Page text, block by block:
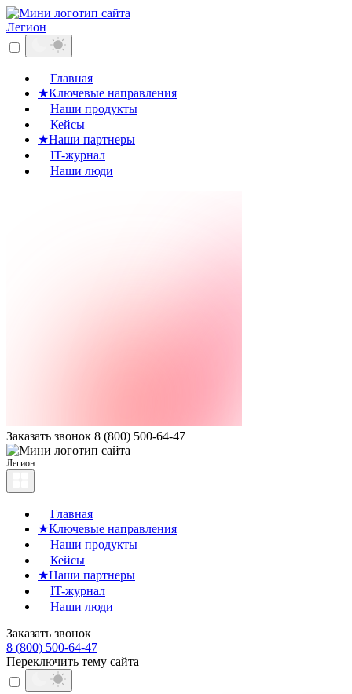
Легион
Главная
★Ключевые направления
Наши продукты
Кейсы
★Наши партнеры
IT-журнал
Наши люди
Заказать звонок 8 (800) 500-64-47
Легион
Главная
★Ключевые направления
Наши продукты
Кейсы
★Наши партнеры
IT-журнал
Наши люди
Заказать звонок
8 (800) 500-64-47
Переключить тему сайта